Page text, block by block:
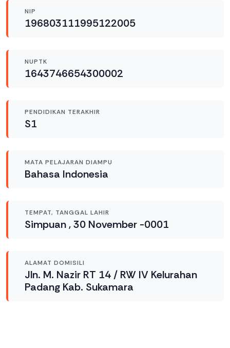
NIP
196803111995122005
NUPTK
1643746654300002
PENDIDIKAN TERAKHIR
S1
MATA PELAJARAN DIAMPU
Bahasa Indonesia
TEMPAT, TANGGAL LAHIR
Simpuan , 30 November -0001
ALAMAT DOMISILI
Jln. M. Nazir RT 14 / RW IV Kelurahan
Padang Kab. Sukamara